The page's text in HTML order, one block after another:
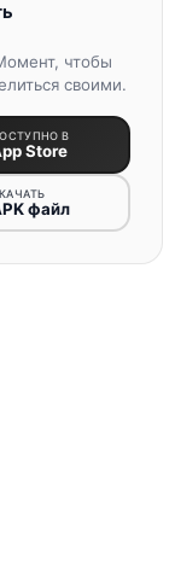
чтобы
своими.
В
Store
файл